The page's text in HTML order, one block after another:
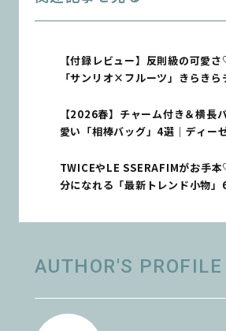
【付録レビュー】反則級の可愛
「サンリオ×フルーツ」きらきら
【2026春】チャーム付き＆横長
愛い「相棒バッグ」4選｜ディー
TWICEやLE SSERAFIMがお手
分になれる「最新トレンド小物」
AUTHOR'S PROFILE